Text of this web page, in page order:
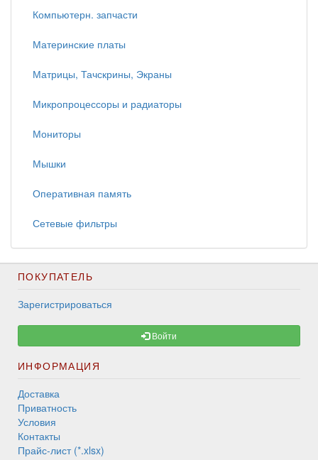
Компьютерн. запчасти
Материнские платы
Матрицы, Тачскрины, Экраны
Микропроцессоры и радиаторы
Мониторы
Мышки
Оперативная память
Сетевые фильтры
ПОКУПАТЕЛЬ
Зарегистрироваться
Войти
ИНФОРМАЦИЯ
Доставка
Приватность
Условия
Контакты
Прайс-лист (*.xlsx)